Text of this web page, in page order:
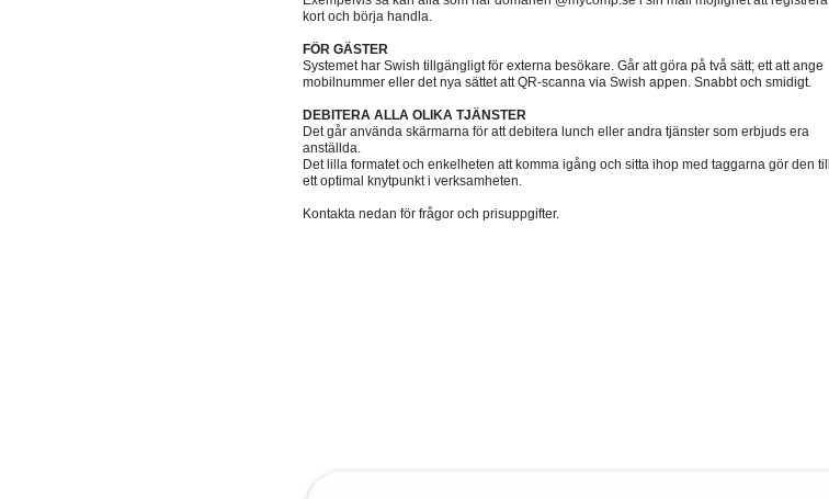
kort och börja handla.
FÖR GÄSTER
Systemet har Swish tillgängligt för externa besökare. Går att göra på två sätt; ett att ange
mobilnummer eller det nya sättet att QR-scanna via Swish appen. Snabbt och smidigt.
DEBITERA ALLA OLIKA TJÄNSTER
Det går använda skärmarna för att debitera lunch eller andra tjänster som erbjuds era
anställda.
Det lilla formatet och enkelheten att komma igång och sitta ihop med taggarna gör den till
ett optimal knytpunkt i verksamheten.
Kontakta nedan för frågor och prisuppgifter.